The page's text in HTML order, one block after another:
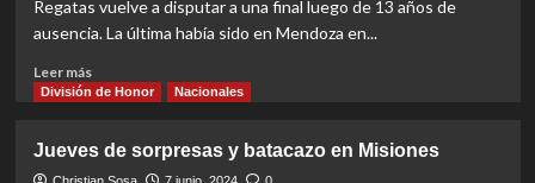
para
Regatas vuelve a disputar a una final luego de 13 años de
ausencia. La última había sido en Mendoza en...
Leer másRead
more
años
División de Honor Nacionales
Jueves de sorpresas y batacazo en Misiones